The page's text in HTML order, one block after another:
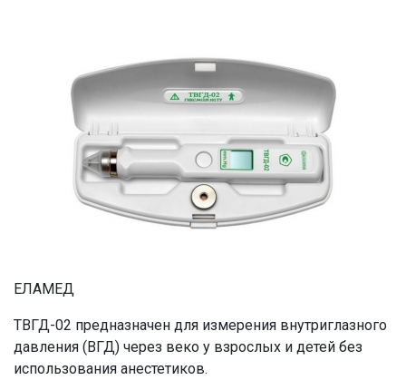
ЕЛАМЕД
ТВГД-02 предназначен для измерения внутриглазного
давления (ВГД) через веко у взрослых и детей без
использования анестетиков.